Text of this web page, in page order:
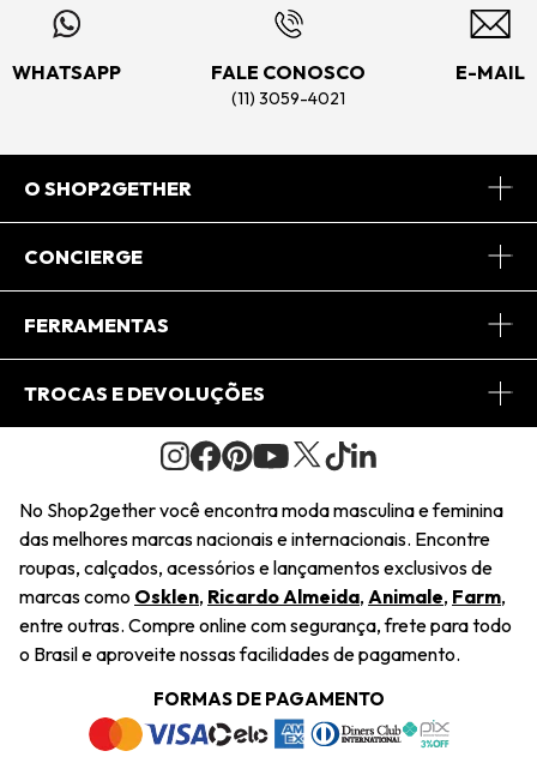
WHATSAPP FALE CONOSCO
(11) 3059-4021
E-MAIL
O SHOP2GETHER
Sobre Nós
Journal
Saiu na Mídia
Sustentabilidade
Navegando
Termos e Condições
CONCIERGE
Central de Relacionamento
Regulamento e Promoções
FERRAMENTAS
Minha Conta
Pedido de Presente
Wishlist
TROCAS E DEVOLUÇÕES
Condições Gerais
Troca Fácil
Restituição de Pagamento
Dúvidas Frequentes
Termos e Condições
Política de Privacidade
No Shop2gether você encontra moda masculina e feminina
das melhores marcas nacionais e internacionais. Encontre
roupas, calçados, acessórios e lançamentos exclusivos de
marcas como Osklen, Ricardo Almeida, Animale, Farm,
entre outras. Compre online com segurança, frete para todo
o Brasil e aproveite nossas facilidades de pagamento.
FORMAS DE PAGAMENTO